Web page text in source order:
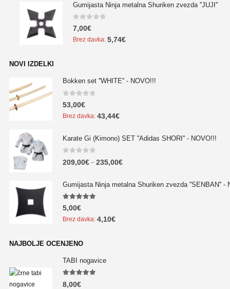
Gumijasta Ninja metalna Shuriken zvezda ''JUJI''
0out of 5
7,00€
Brez davka: 5,74€
NOVI IZDELKI
Bokken set ''WHITE'' - NOVO!!!
0out of 5
53,00€
Brez davka: 43,44€
Karate Gi (Kimono) SET ''Adidas SHORI'' - NOVO!!!
0 out of 5
209,00€ – 235,00€
Gumijasta Ninja metalna Shuriken zvezda ''SENBAN'' -
5.00out of 5
5,00€
Brez davka: 4,10€
NAJBOLJE OCENJENO
TABI nogavice
5.00out of 5
8,00€